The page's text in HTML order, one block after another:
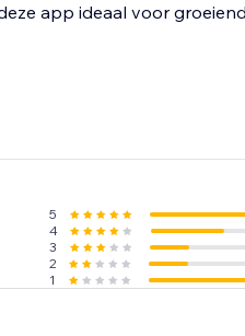
app ideaal voor
5
4
3
2
1